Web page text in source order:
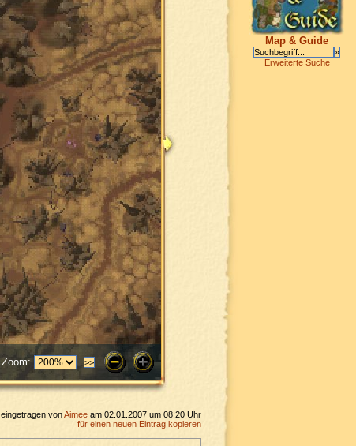
Zoom:
eingetragen vonAimee am 02.01.2007 um 08:20 Uhr
für einen neuen Eintrag kopieren
Map & Guide
Erweiterte Suche